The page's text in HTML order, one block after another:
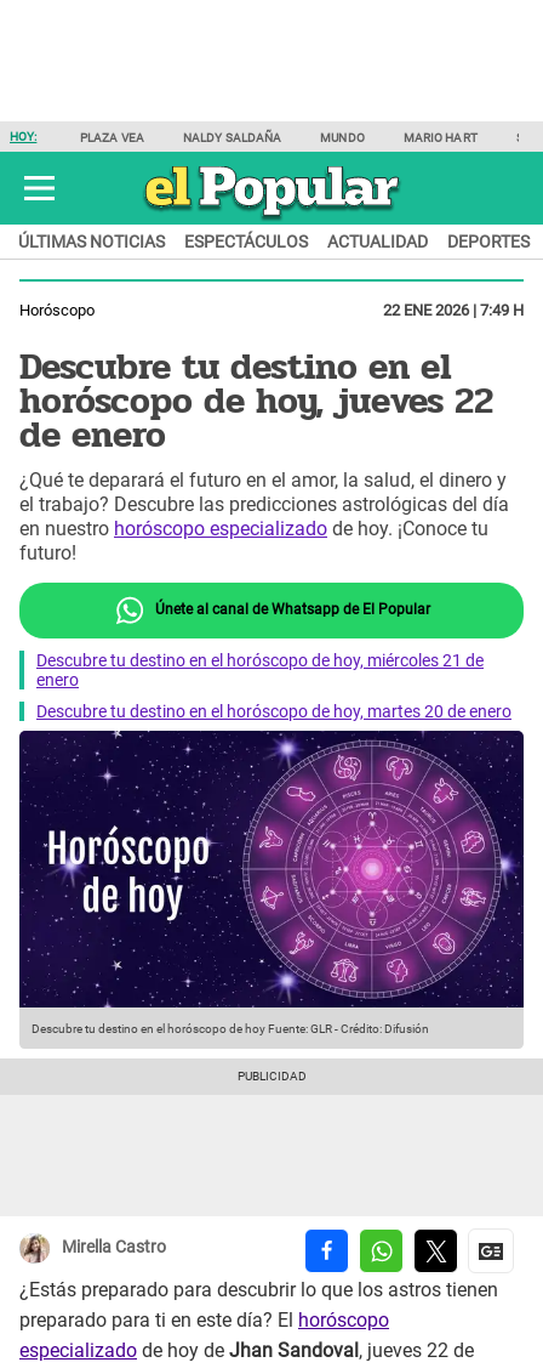
HOY: PLAZA VEA NALDY SALDAÑA MUNDO MARIO HART
ÚLTIMAS NOTICIAS ESPECTÁCULOS ACTUALIDAD DEPORTES
Horóscopo 22 ENE 2026 | 7:49 H
Descubre tu destino en el
horóscopo de hoy, jueves 22
de enero
¿Qué te deparará el futuro en el amor, la salud, el dinero y
el trabajo? Descubre las predicciones astrológicas del día
en nuestro horóscopo especializado de hoy. ¡Conoce tu
futuro!
Únete al canal de Whatsapp de El Popular
Descubre tu destino en el horóscopo de hoy, miércoles 21 de
enero
Descubre tu destino en el horóscopo de hoy, martes 20 de enero
Descubre tu destino en el horóscopo de hoyFuente: GLR-Crédito: Difusión
Mirella Castro
¿Estás preparado para descubrir lo que los astros tienen
preparado para ti en este día? El horóscopo
especializado de hoy de Jhan Sandoval , jueves 22 de